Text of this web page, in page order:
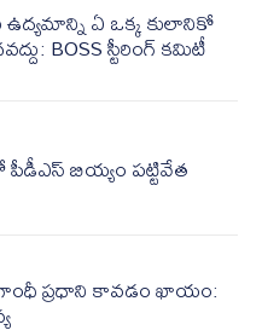
ఏ ఒక్క కులానికో
BOSS స్టీరింగ్ కమిటీ
బియ్యం పట్టివేత
ప్రధాని కావడం ఖాయం: